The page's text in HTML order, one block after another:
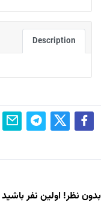
Description
بدون نظر! اولین نفر باشید